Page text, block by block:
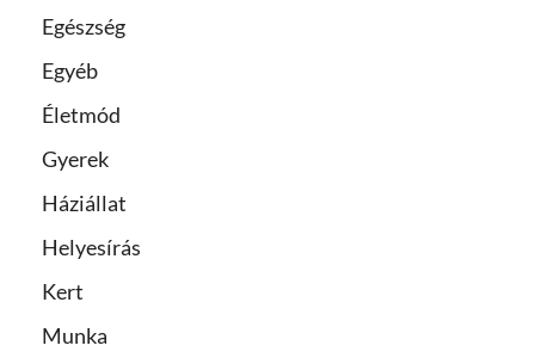
Egészség
Egyéb
Életmód
Gyerek
Háziállat
Helyesírás
Kert
Munka